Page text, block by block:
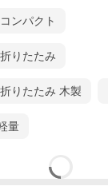
ンパクト
りたたみ
りたたみ 木製
量